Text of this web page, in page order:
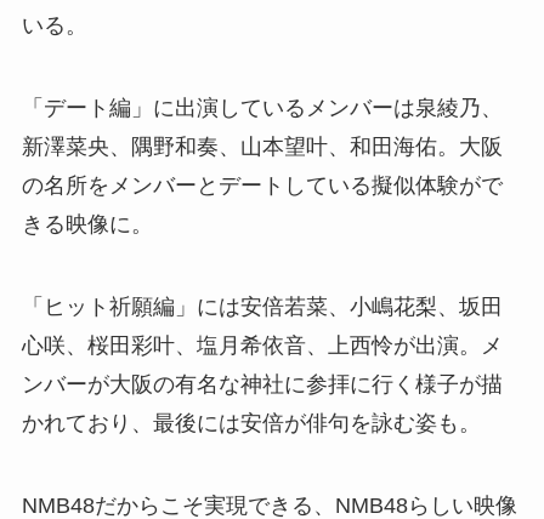
いる。
「デート編」に出演しているメンバーは泉綾乃、
新澤菜央、隅野和奏、山本望叶、和田海佑。大阪
の名所をメンバーとデートしている擬似体験がで
きる映像に。
「ヒット祈願編」には安倍若菜、小嶋花梨、坂田
心咲、桜田彩叶、塩月希依音、上西怜が出演。メ
ンバーが大阪の有名な神社に参拝に行く様子が描
かれており、最後には安倍が俳句を詠む姿も。
NMB48だからこそ実現できる、NMB48らしい映像